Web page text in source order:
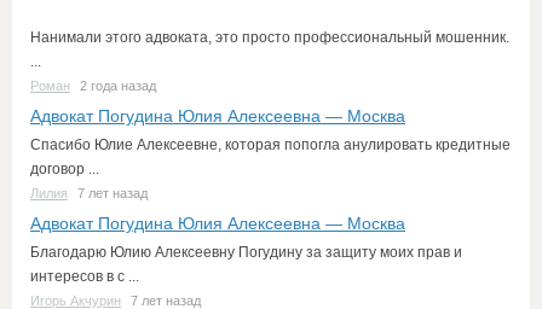
Нанимали этого адвоката, это просто профессиональный мошенник.
...
Роман 2 года назад
Адвокат Погудина Юлия Алексеевна — Москва
Спасибо Юлие Алексеевне, которая попогла анулировать кредитные
договор ...
Лилия 7 лет назад
Адвокат Погудина Юлия Алексеевна — Москва
Благодарю Юлию Алексеевну Погудину за защиту моих прав и
интересов в с ...
Игорь Акчурин 7 лет назад